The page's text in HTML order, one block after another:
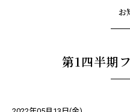
お
第1四半期